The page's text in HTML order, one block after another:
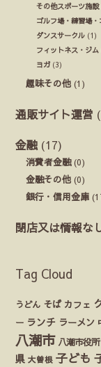
その他スポーツ施設
ゴルフ場・練習場
ダンスサークル (1)
フィットネス・ジム
ヨガ (3)
趣味その他 (1)
通販サイト運営
金融 (17)
消費者金融(0)
金融その他 (0)
銀行・信用金庫
閉店又は情報な
Tag Cloud
うどん そば カフェ
ー ランチ ラーメン
八潮市 八潮市役所
県 大曽根 子ども